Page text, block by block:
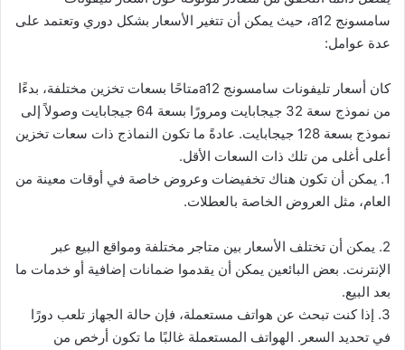
سامسونج a12، حيث يمكن أن تتغير الأسعار بشكل دوري وتعتمد على
عدة عوامل:
كان أسعار تليفونات سامسونج a12متاحًا بسعات تخزين مختلفة، بدءًا
من نموذج سعة 32 جيجابايت ومرورًا بسعة 64 جيجابايت وصولاً إلى
نموذج بسعة 128 جيجابايت. عادةً ما تكون النماذج ذات سعات تخزين
أعلى أغلى من تلك ذات السعات الأقل.
1. يمكن أن تكون هناك تخفيضات وعروض خاصة في أوقات معينة من
العام، مثل العروض الخاصة بالعطلات.
2. يمكن أن تختلف الأسعار بين متاجر مختلفة ومواقع البيع عبر
الإنترنت. بعض البائعين يمكن أن يقدموا ضمانات إضافية أو خدمات ما
بعد البيع.
3. إذا كنت تبحث عن هواتف مستعملة، فإن حالة الجهاز تلعب دورًا
في تحديد السعر. الهواتف المستعملة غالبًا ما تكون أرخص من